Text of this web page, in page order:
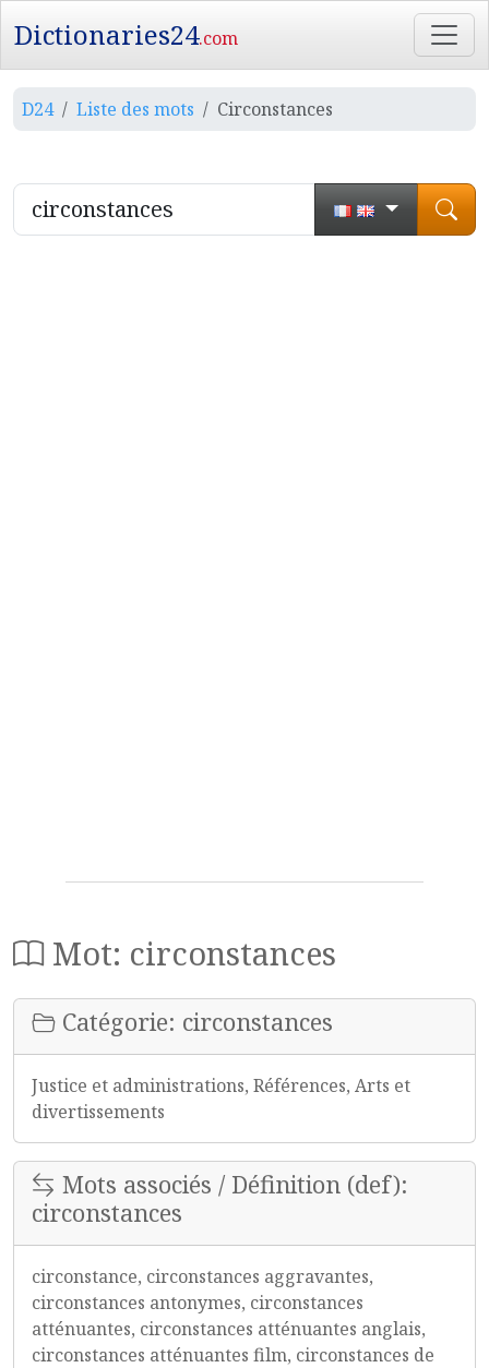
Dictionaries24.com
D24 Liste des mots Circonstances
Mot: circonstances
Catégorie: circonstances
Justice et administrations, Références, Arts et
divertissements
Mots associés / Définition (def):
circonstances
circonstance, circonstances aggravantes,
circonstances antonymes, circonstances
atténuantes, circonstances atténuantes anglais,
circonstances atténuantes film, circonstances de